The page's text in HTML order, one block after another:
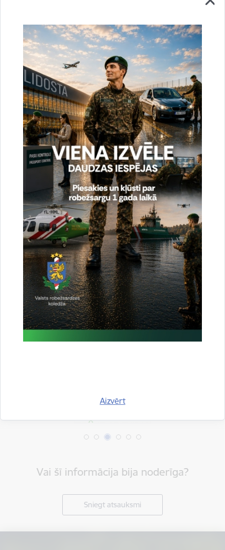
Aizvērt
14 personas atturētas no nelikumīgas valsts robežas
šķērsošanas saskaņā ar Valsts robežsardzes likuma 4. pantu.
Sagatavoja:
Jolanta Babiško
Valsts robežsardzes Galvenās pārvaldes Stratēģiskās attīstības
un sabiedrisko attiecību nodaļas vecākā speciāliste
67075617, mob.20364206
jolanta.babisko@rs.gov.lv
Saistītas tēmas
Aktualitātes: Konstatētie pārkāpumi
Drukāt lapu
Dalīties
Vai šī informācija bija noderīga?
Sniegt atsauksmi